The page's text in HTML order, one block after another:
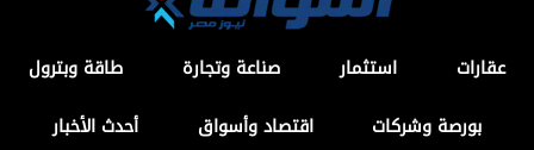
عقارات استثمار صناعة وتجارة
طاقة وبترول
بورصة وشركات
اقتصاد وأسواق
أحدث الأخبار